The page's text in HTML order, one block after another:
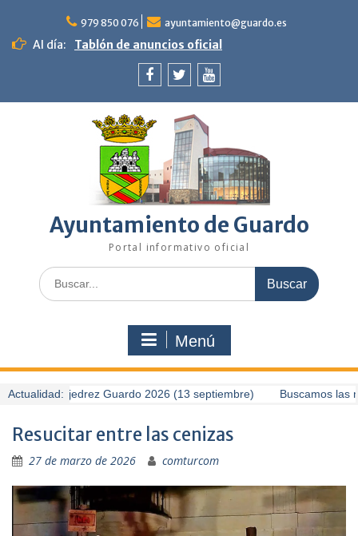
contenido
979 850 076 ayuntamiento@guardo.es
Al día: Tablón de anuncios oficial
Ayuntamiento de Guardo
Portal informativo oficial
Buscar:
Menú
Actualidad:de Ajedrez Guardo 2026 (13 septiembre) Buscamos las
Resucitar entre las cenizas
27 de marzo de 2026 comturcom